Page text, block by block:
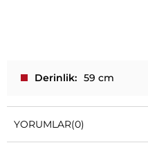
Derinlik 59 cm
YORUMLAR(0)